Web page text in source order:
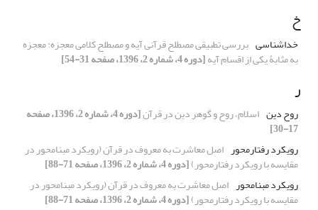
خ
خداشناسی بررسی تطبیقی مصطلح قرآنی آیه و مصطلح کلامی معجزه: معجزه
به مثابۀ یکی از اقسام آیه[دوره 4، شماره 2، 1396، صفحه 31-54]
ر
روح دین اسلام، روح و گوهر دین در قرآن [دوره 4، شماره 2، 1396، صفحه
17-30]
رویکرد رفتارمحور اصل معاشرت به معروف در قرآن (رویکرد مبنامحور در
مقایسه با رویکرد رفتارمحور)[دوره 4، شماره 2، 1396، صفحه 71-88]
رویکرد مبنامحور اصل معاشرت به معروف در قرآن (رویکرد مبنامحور در
مقایسه با رویکرد رفتارمحور)[دوره 4، شماره 2، 1396، صفحه 71-88]